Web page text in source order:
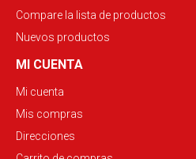
Compare la lista de productos
Nuevos productos
MI CUENTA
Mi cuenta
Mis compras
Direcciones